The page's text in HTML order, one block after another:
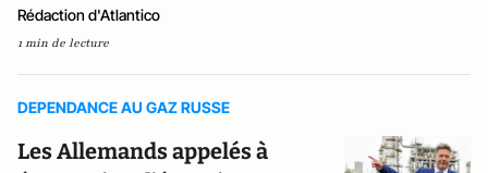
Rédaction d'Atlantico
1 min de lecture
DEPENDANCE AU GAZ RUSSE
Les Allemands appelés à